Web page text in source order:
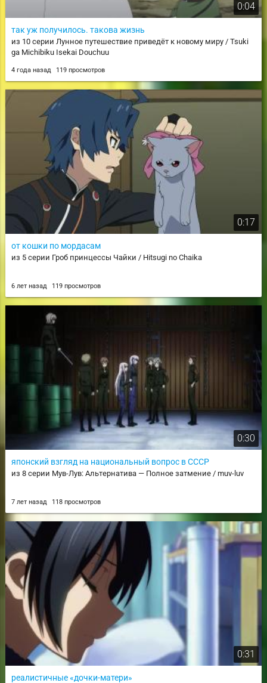
0:04
так уж получилось. такова жизнь
из 10 серии Лунное путешествие приведёт к новому миру / Tsuki
ga Michibiku Isekai Douchuu
4 года назад 119 просмотров
0:17
от кошки по мордасам
из 5 серии Гроб принцессы Чайки / Hitsugi no Chaika
6 лет назад 119 просмотров
0:30
японский взгляд на национальный вопрос в СССР
из 8 серии Мув-Лув: Альтернатива — Полное затмение / muv-luv
7 лет назад 118 просмотров
0:31
реалистичные «дочки-матери»